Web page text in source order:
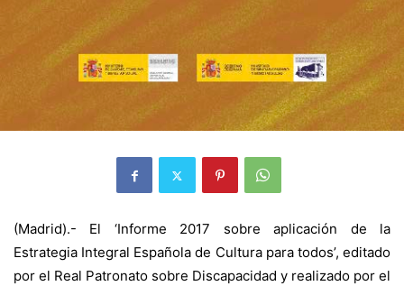
(Madrid).- El ‘Informe 2017 sobre aplicación de la
Estrategia Integral Española de Cultura para todos’, editado
por el Real Patronato sobre Discapacidad y realizado por el